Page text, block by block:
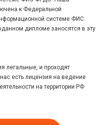
к Федеральной
системе ФИС
дипломе заносятся в эту
легальные, и проходят
есть лицензия на ведение
на территории РФ